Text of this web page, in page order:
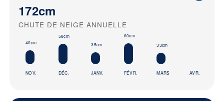
172cm
CHUTE DE NEIGE ANNUELLE
40cm
NOV.
58cm
DÉC.
35cm
JANV.
60cm
FÉVR.
33cm
MARS AVR.